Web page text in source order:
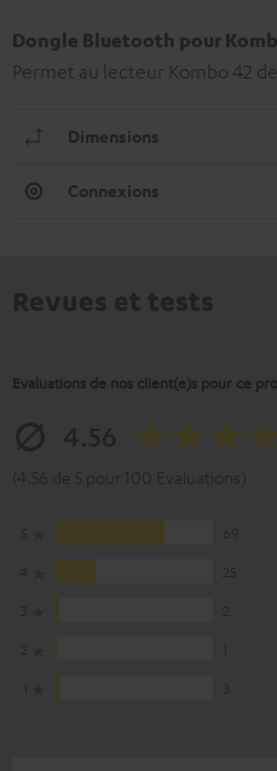
Dongle Bluetooth pour
Permet au lecteur Kombo 42
Dimensions
Connexions
Evaluations de nos client(e)s pour ce